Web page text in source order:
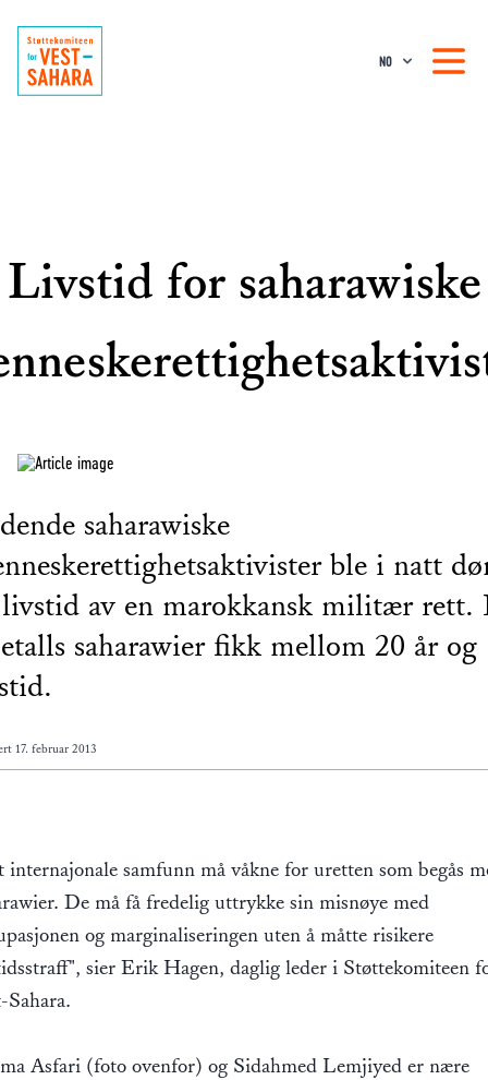
NO
Livstid for saharawiske
saharawiske
ble i natt
av en marokkansk militær rett.
saharawier fikk mellom 20 år og
17. februar 2013
internajonale samfunn må våkne for uretten som begås
De må få fredelig uttrykke sin misnøye med
og marginaliseringen uten å måtte risikere
sier Erik Hagen, daglig leder i Støttekomiteen
Sahara.
Asfari (foto ovenfor) og Sidahmed Lemjiyed er nære